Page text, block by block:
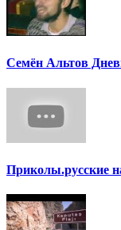
Семён Альтов
Приколы.русские